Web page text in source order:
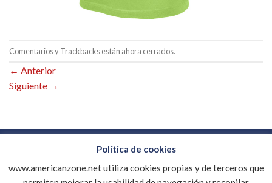
Comentarios y Trackbacks están ahora cerrados.
← Anterior
Siguiente →
CONTACTO EMPRESA
DESCARGAR CATALOGO PDF
Política de cookies
www.americanzone.net utiliza cookies propias y de terceros que